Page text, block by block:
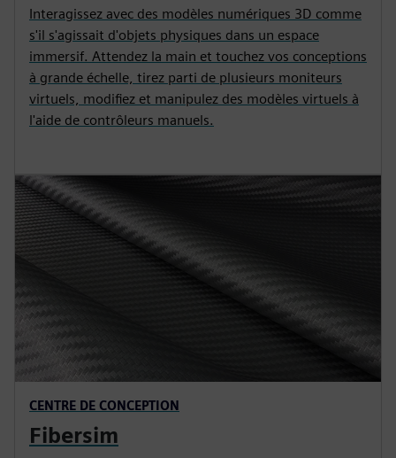
Interagissez avec des modèles numériques 3D comme
s'il s'agissait d'objets physiques dans un espace
immersif. Attendez la main et touchez vos conceptions
à grande échelle, tirez parti de plusieurs moniteurs
virtuels, modifiez et manipulez des modèles virtuels à
l'aide de contrôleurs manuels.
CENTRE DE CONCEPTION
Fibersim